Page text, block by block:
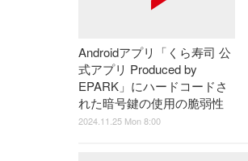
Androidアプリ「くら寿司 公
式アプリ Produced by
EPARK」にハードコードさ
れた暗号鍵の使用の脆弱性
2024.11.25 Mon 8:00